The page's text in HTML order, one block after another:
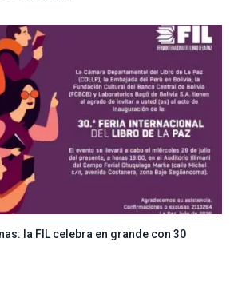
la FIL celebra en grande con 30